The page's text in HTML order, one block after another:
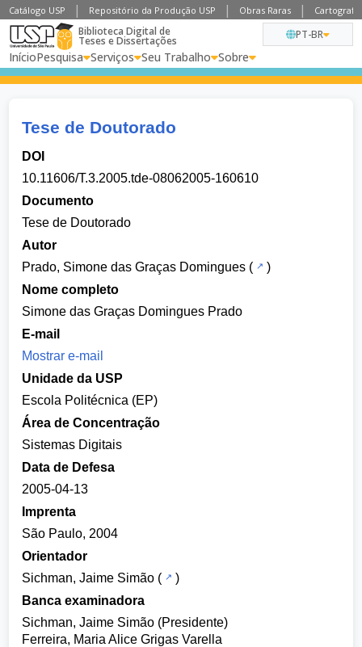
Catálogo USP Repositório da Produção USP Obras Raras
Biblioteca Digital de
Teses e Dissertações
InícioPesquisa Serviços Seu Trabalho Sobre
PT-BR
Tese de Doutorado
DOI
10.11606/T.3.2005.tde-08062005-160610
Documento
Tese de Doutorado
Autor
Prado, Simone das Graças Domingues (
)
Nome completo
Simone das Graças Domingues Prado
E-mail
Mostrar e-mail
Unidade da USP
Escola Politécnica (EP)
Área de Concentração
Sistemas Digitais
Data de Defesa
2005-04-13
Imprenta
São Paulo, 2004
Orientador
Sichman, Jaime Simão (
)
Banca examinadora
Sichman, Jaime Simão (Presidente)
Ferreira, Maria Alice Grigas Varella